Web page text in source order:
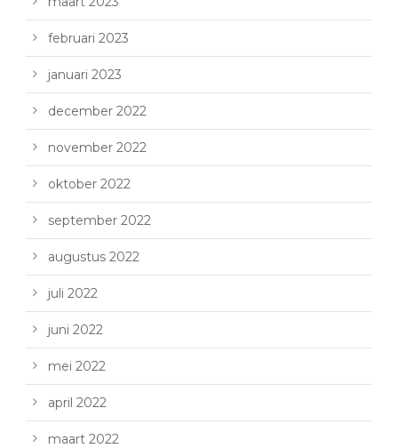
februari 2023
januari 2023
december 2022
november 2022
oktober 2022
september 2022
augustus 2022
juli 2022
juni 2022
mei 2022
april 2022
maart 2022